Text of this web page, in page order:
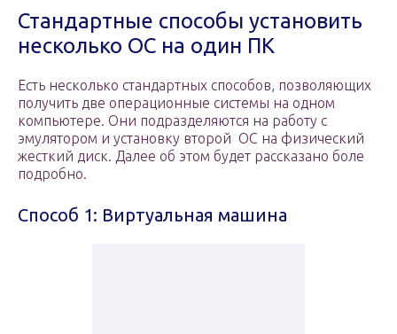
Стандартные способы установить
несколько ОС на один ПК
Есть несколько стандартных способов, позволяющих
получить две операционные системы на одном
компьютере. Они подразделяются на работу с
эмулятором и установку второй ОС на физический
жесткий диск. Далее об этом будет рассказано боле
подробно.
Способ 1: Виртуальная машина